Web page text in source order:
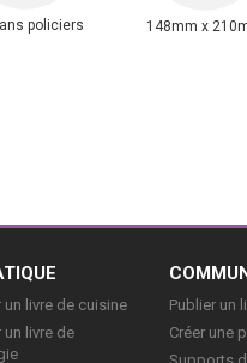
policiers 148mm x
un livre de cuisine
un livre de
Publier un
Créer une